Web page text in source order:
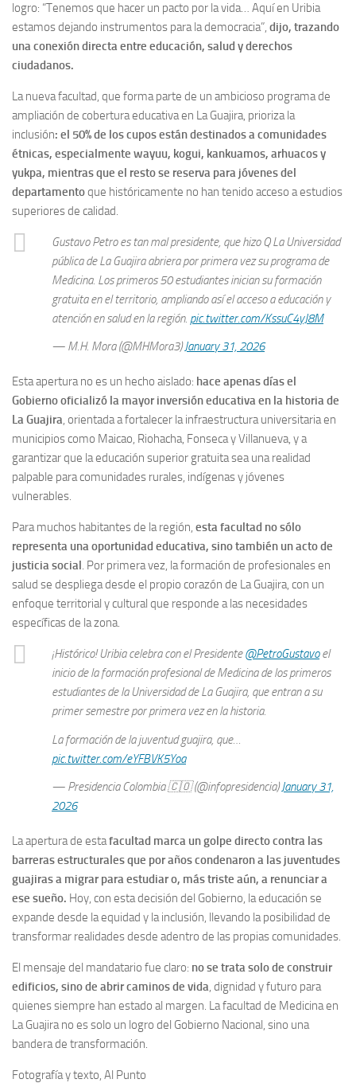
logro: “Tenemos que hacer un pacto por la vida… Aquí en Uribia
estamos dejando instrumentos para la democracia”, dijo, trazando
una conexión directa entre educación, salud y derechos
ciudadanos.
La nueva facultad, que forma parte de un ambicioso programa de
ampliación de cobertura educativa en La Guajira, prioriza la
inclusión: el 50% de los cupos están destinados a comunidades
étnicas, especialmente wayuu, kogui, kankuamos, arhuacos y
yukpa, mientras que el resto se reserva para jóvenes del
departamentoque históricamente no han tenido acceso a estudios
superiores de calidad.
Gustavo Petro es tan mal presidente, que hizo Q La Universidad
pública de La Guajira abriera por primera vez su programa de
Medicina. Los primeros 50 estudiantes inician su formación
gratuita en el territorio, ampliando así el acceso a educación y
atención en salud en la región. pic.twitter.com/KssuC4yJ8M
— M.H. Mora (@MHMora3)January 31, 2026
Esta apertura no es un hecho aislado: hace apenas días el
Gobierno oficializó la mayor inversión educativa en la historia de
La Guajira, orientada a fortalecer la infraestructura universitaria en
municipios como Maicao, Riohacha, Fonseca y Villanueva, y a
garantizar que la educación superior gratuita sea una realidad
palpable para comunidades rurales, indígenas y jóvenes
vulnerables.
Para muchos habitantes de la región, esta facultad no sólo
representa una oportunidad educativa, sino también un acto de
justicia social . Por primera vez, la formación de profesionales en
salud se despliega desde el propio corazón de La Guajira, con un
enfoque territorial y cultural que responde a las necesidades
específicas de la zona.
¡Histórico! Uribia celebra con el Presidente@PetroGustavoel
inicio de la formación profesional de Medicina de los primeros
estudiantes de la Universidad de La Guajira, que entran a su
primer semestre por primera vez en la historia.
La formación de la juventud guajira, que…
pic.twitter.com/eYFBVK5Yoa
— Presidencia Colombia 🇨🇴 (@infopresidencia)January 31,
2026
La apertura de estafacultad marca un golpe directo contra las
barreras estructurales que por años condenaron a las juventudes
guajiras a migrar para estudiar o, más triste aún, a renunciar a
ese sueño. Hoy, con esta decisión del Gobierno, la educación se
expande desde la equidad y la inclusión, llevando la posibilidad de
transformar realidades desde adentro de las propias comunidades.
El mensaje del mandatario fue claro: no se trata solo de construir
edificios, sino de abrir caminos de vida, dignidad y futuro para
quienes siempre han estado al margen. La facultad de Medicina en
La Guajira no es solo un logro del Gobierno Nacional, sino una
bandera de transformación.
Fotografía y texto, Al Punto